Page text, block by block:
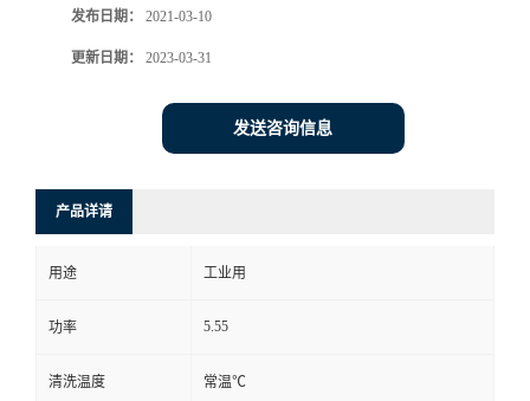
发布日期： 2021-03-10
更新日期： 2023-03-31
发送咨询信息
产品详请
用途 工业用
功率 5.55
清洗温度 常温℃